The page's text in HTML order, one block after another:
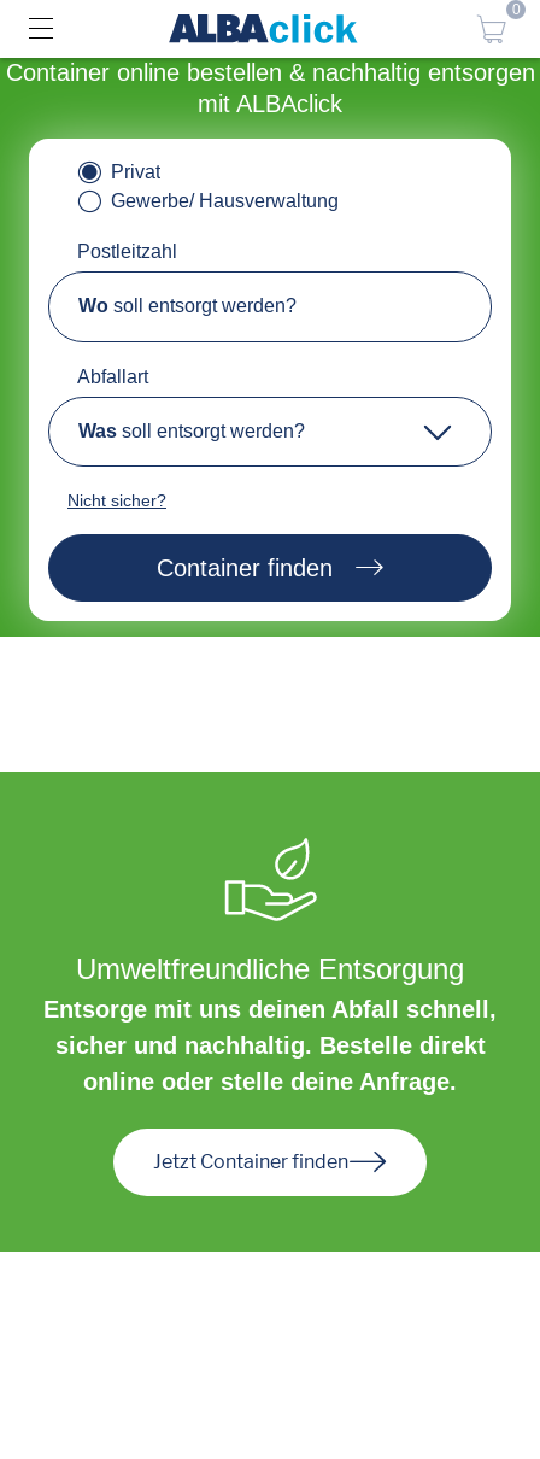
0
Container online bestellen & nachhaltig entsorgen
mit ALBAclick
Privat
Gewerbe/ Hausverwaltung
Postleitzahl
Wo soll entsorgt werden?
Abfallart
Was soll entsorgt werden?
Nicht sicher?
Container finden
Umweltfreundliche Entsorgung
Entsorge mit uns deinen Abfall schnell,
sicher und nachhaltig. Bestelle direkt
online oder stelle deine Anfrage.
Jetzt Container finden